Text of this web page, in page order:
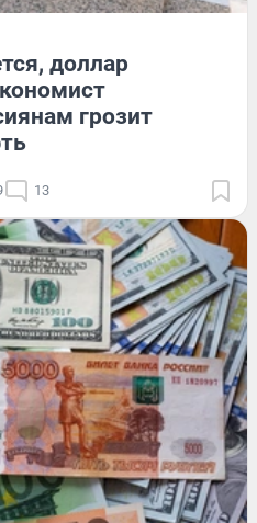
доллар
грозит
13